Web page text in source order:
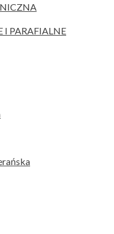
I PARAFIALNE